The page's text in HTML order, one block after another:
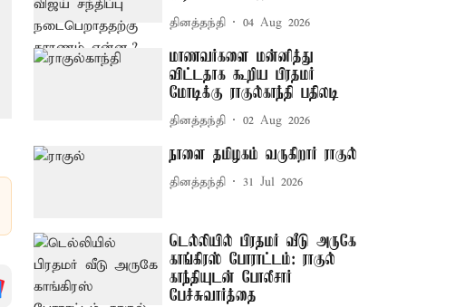
தினத்தந்தி 04 Aug 2026
மாணவர்களை மன்னித்து
விட்டதாக கூறிய பிரதமர்
மோடிக்கு ராகுல்காந்தி பதிலடி
தினத்தந்தி 02 Aug 2026
நாளை தமிழகம் வருகிறார் ராகுல்
தினத்தந்தி 31 Jul 2026
டெல்லியில் பிரதமர் வீடு அருகே
காங்கிரஸ் போராட்டம்: ராகுல்
காந்தியுடன் போலீசார்
பேச்சுவார்த்தை